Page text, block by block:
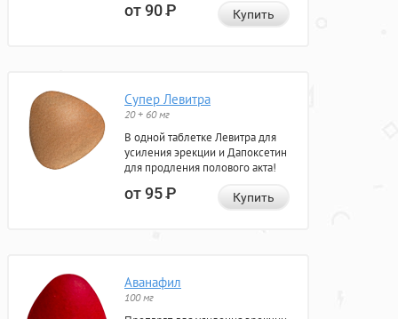
от 90Р Купить
Супер Левитра
20 + 60 мг
В одной таблетке Левитра для
усиления эрекции и Дапоксетин
для продления полового акта!
от 95Р Купить
Аванафил
100 мг